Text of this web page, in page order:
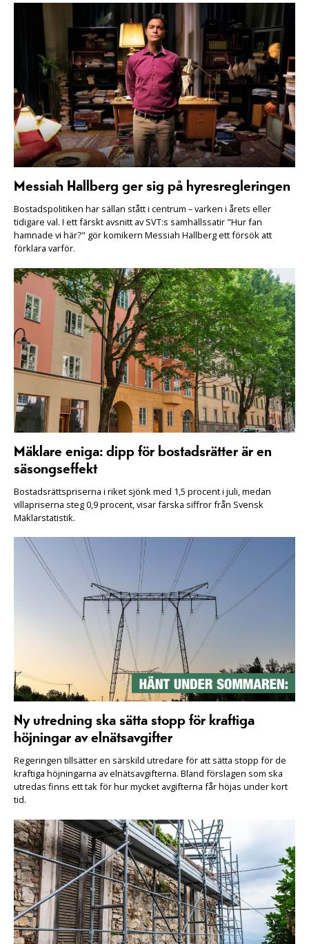
Messiah Hallberg ger sig på hyresregleringen
Bostadspolitiken har sällan stått i centrum – varken i årets eller
tidigare val. I ett färskt avsnitt av SVT:s samhällssatir "Hur fan
hamnade vi här?" gör komikern Messiah Hallberg ett försök att
förklara varför.
Mäklare eniga: dipp för bostadsrätter är en
säsongseffekt
Bostadsrättspriserna i riket sjönk med 1,5 procent i juli, medan
villapriserna steg 0,9 procent, visar färska siffror från Svensk
Mäklarstatistik.
Ny utredning ska sätta stopp för kraftiga
höjningar av elnätsavgifter
Regeringen tillsätter en särskild utredare för att sätta stopp för de
kraftiga höjningarna av elnätsavgifterna. Bland förslagen som ska
utredas finns ett tak för hur mycket avgifterna får höjas under kort
tid.